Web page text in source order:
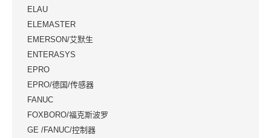
ELAU
ELEMASTER
EMERSON/艾默生
ENTERASYS
EPRO
EPRO/德国/传感器
FANUC
FOXBORO/福克斯波罗
GE /FANUC/控制器